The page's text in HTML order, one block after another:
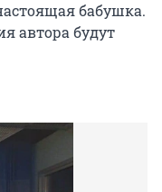
бабушка.
автора будут